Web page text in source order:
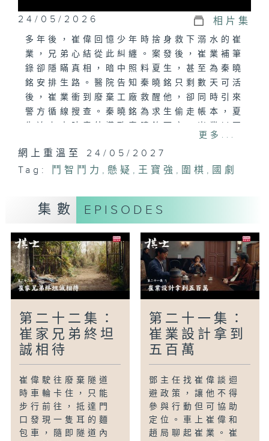
24/05/2026 相片集
多年後，崔偉回憶少年時捨身救下溺水的崔
業，兄弟心結從此糾纏。案發後，崔業補筆
錄卻隱瞞真相，暗中照料夏生，甚至為秦曉
銘安排生路。醫院告知秦曉銘只剩數天可活
後，崔業衝到廢棄工廠救醒他，卻同時引來
警方循線搜查。秦曉銘為求生偷走帳本，夏
棋佈局製造錯覺，最終引導偵查「錯認」第
五名內應，真相在置換中悄然成形。
更多...
網上重溫至 24/05/2027
Tag:
鬥智鬥力 ,懸疑 , 王寶強 , 圍棋 , 國劇
集數 EPISODES
第二十二集：
崔家兄弟終坦
誠相待
崔偉駛往廢棄隧道
時車輪卡住，只能
步行前往，抵達門
口發現一隻耳的麵
包車，隨即隧道內
第二十一集：
崔業設計拿到
五百萬
鄧主任找崔偉談迴
避政策，讓他不得
參與行動但可協助
定位。車上崔偉和
趙局聊起崔業。崔